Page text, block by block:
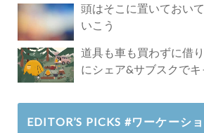
頭はそこに置いておい
いこう
道具も車も買わずに借
にシェア&サブスクで
EDITOR’S PICKS #ワーケーシ